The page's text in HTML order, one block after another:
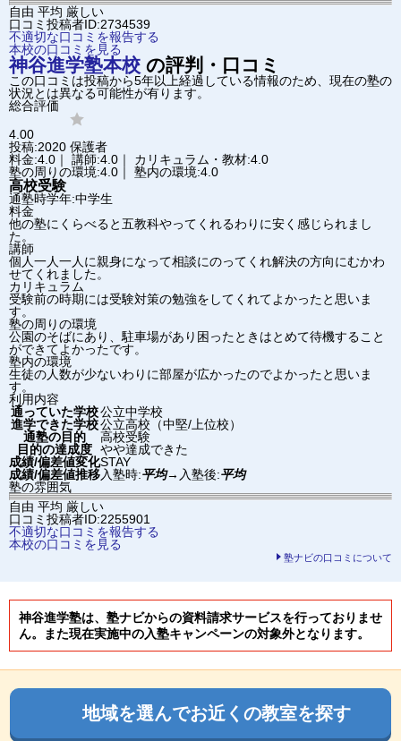
自由 平均 厳しい
口コミ投稿者ID:2734539
不適切な口コミを報告する
本校の口コミを見る
神谷進学塾本校 の評判・口コミ
この口コミは投稿から5年以上経過している情報のため、現在の塾の
状況とは異なる可能性が有ります。
総合評価
4.00
投稿:2020 保護者
料金:4.0｜ 講師:4.0｜ カリキュラム・教材:4.0
塾の周りの環境:4.0｜ 塾内の環境:4.0
高校受験
通塾時学年:中学生
料金
他の塾にくらべると五教科やってくれるわりに安く感じられまし
た。
講師
個人一人一人に親身になって相談にのってくれ解決の方向にむかわ
せてくれました。
カリキュラム
受験前の時期には受験対策の勉強をしてくれてよかったと思いま
す。
塾の周りの環境
公園のそばにあり、駐車場があり困ったときはとめて待機すること
ができてよかったです。
塾内の環境
生徒の人数が少ないわりに部屋が広かったのでよかったと思いま
す。
利用内容
通っていた学校公立中学校
進学できた学校公立高校（中堅/上位校）
通塾の目的
高校受験
目的の達成度 やや達成できた
成績/偏差値変化STAY
成績/偏差値推移入塾時:平均→ 入塾後:平均
塾の雰囲気
自由 平均 厳しい
口コミ投稿者ID:2255901
不適切な口コミを報告する
本校の口コミを見る
塾ナビの口コミについて
神谷進学塾は、塾ナビからの資料請求サービスを行っておりませ
ん。また現在実施中の入塾キャンペーンの対象外となります。
地域を選んでお近くの教室を探す